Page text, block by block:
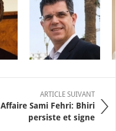
ARTICLE SUIVANT
Affaire Sami Fehri: Bhiri
persiste et signe